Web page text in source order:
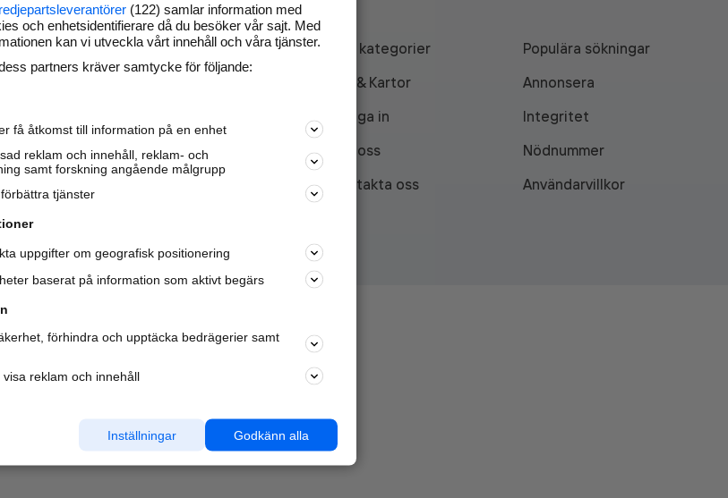
Marknadsför företaget på
nya kunder och
samarbetspartners nära dig.
Läs mer här
Alla kategorier
Populära sökningar
API & Kartor
Annonsera
Logga in
Integritet
Om oss
Nödnummer
Kontakta oss
Användarvillkor
(122) samlar information med
och enhetsidentifierare då du besöker vår sajt. Med
kan vi utveckla vårt innehåll och våra tjänster.
partners kräver samtycke för följande:
få åtkomst till information på en enhet
reklam och innehåll, reklam- och
samt forskning angående målgrupp
tjänster
uppgifter om geografisk positionering
baserat på information som aktivt begärs
förhindra och upptäcka bedrägerier samt
reklam och innehåll
Godkänn alla
Inställningar